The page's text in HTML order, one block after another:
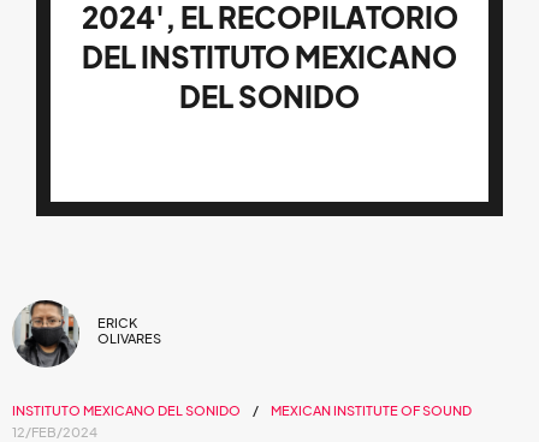
2024', EL RECOPILATORIO
DEL INSTITUTO MEXICANO
DEL SONIDO
ERICK
OLIVARES
INSTITUTO MEXICANO DEL SONIDO
MEXICAN INSTITUTE OF SOUND
12/FEB/2024